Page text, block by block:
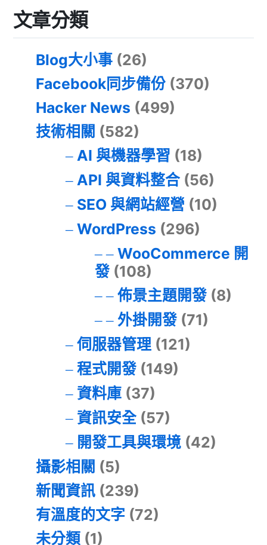
文章分類
Blog大小事 (26)
Facebook同步備份 (370)
Hacker News (499)
技術相關 (582)
AI 與機器學習 (18)
API 與資料整合(56)
SEO 與網站經營 (10)
WordPress (296)
WooCommerce 開
發(108)
佈景主題開發(8)
外掛開發(71)
伺服器管理(121)
程式開發(149)
資料庫(37)
資訊安全(57)
開發工具與環境(42)
攝影相關 (5)
新聞資訊 (239)
有溫度的文字 (72)
未分類 (1)